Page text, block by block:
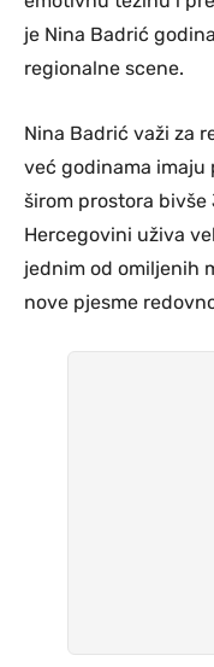
je Nina Badrić
regionalne scene.
Nina Badrić važi za
već godinama imaju
širom prostora bivše
Hercegovini uživa
jednim od omiljenih
nove pjesme